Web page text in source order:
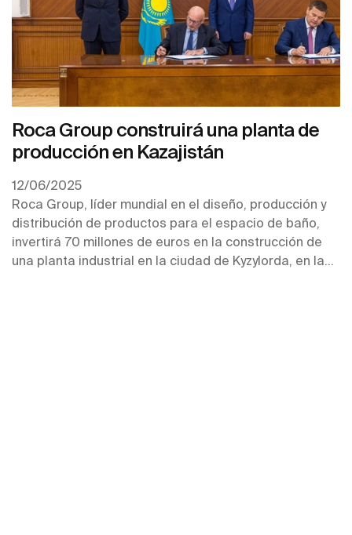
inversión de 70 millones de euros para la
construcción de un centro productivo en
Kazajistán, que será clave para la distribución en
los mercados de Asia Central.
Roca Group construirá una planta de
producción en Kazajistán
12/06/2025
Roca Group, líder mundial en el diseño, producción y
distribución de productos para el espacio de baño,
invertirá 70 millones de euros en la construcción de
una planta industrial en la ciudad de Kyzylorda, en la